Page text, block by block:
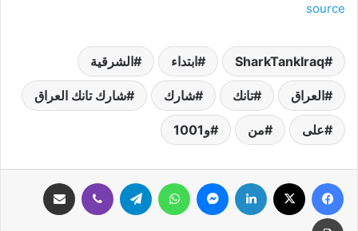
source
SharkTankIraq ابتداء الشرقية
العراق تانك شارك شارك تانك العراق
على من و1001
فيسبوك لينكدإن ماسنجر واتساب تيلقرام ڤايبر
طباعة